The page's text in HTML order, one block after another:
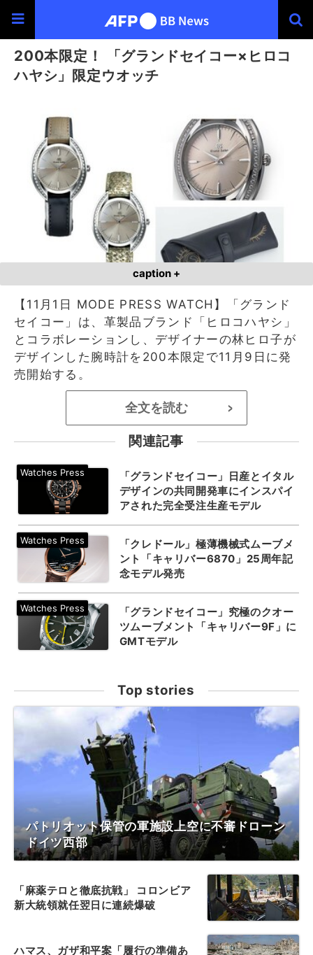
200本限定！ 「グランドセイコー×ヒロコ
ハヤシ」限定ウオッチ
caption +
【11月1日 MODE PRESS WATCH】「グランド
セイコー」は、革製品ブランド「ヒロコハヤシ」
とコラボレーションし、デザイナーの林ヒロ子が
デザインした腕時計を200本限定で11月9日に発
売開始する。
全文を読む >
関連記事
「グランドセイコー」日産とイタル
デザインの共同開発車にインスパイ
アされた完全受注生産モデル
「クレドール」極薄機械式ムーブメ
ント「キャリバー6870」25周年記
念モデル発売
「グランドセイコー」究極のクオー
ツムーブメント「キャリバー9F」に
GMTモデル
Top stories
パトリオット保管の軍施設上空に不審ドローン
ドイツ西部
「麻薬テロと徹底抗戦」 コロンビア
新大統領就任翌日に連続爆破
ハマス、ガザ和平案「履行の準備あ